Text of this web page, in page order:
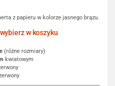
z papieru w kolorze jasnego brązu.
w koszyku
(różne rozmiary)
kwiatowym